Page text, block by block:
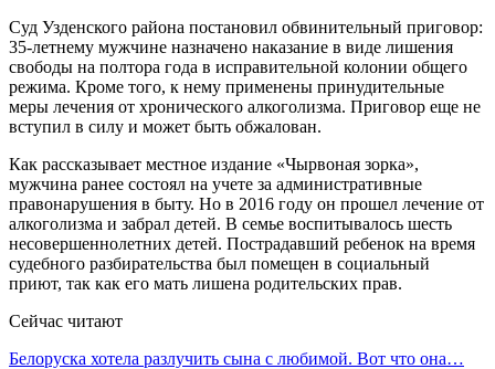
Суд Узденского района постановил обвинительный приговор:
35-летнему мужчине назначено наказание в виде лишения
свободы на полтора года в исправительной колонии общего
режима. Кроме того, к нему применены принудительные
меры лечения от хронического алкоголизма. Приговор еще не
вступил в силу и может быть обжалован.
Как рассказывает местное издание «Чырвоная зорка»,
мужчина ранее состоял на учете за административные
правонарушения в быту. Но в 2016 году он прошел лечение от
алкоголизма и забрал детей. В семье воспитывалось шесть
несовершеннолетних детей. Пострадавший ребенок на время
судебного разбирательства был помещен в социальный
приют, так как его мать лишена родительских прав.
Сейчас читают
Белоруска хотела разлучить сына с любимой. Вот что она…